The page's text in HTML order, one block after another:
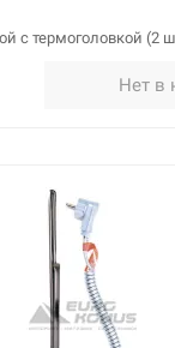
с термоголовкой (2
Нет в